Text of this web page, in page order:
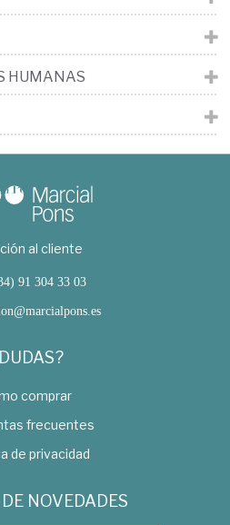
HUMANAS
al cliente
91 304 33 03
comprar
frecuentes
de privacidad
NOVEDADES